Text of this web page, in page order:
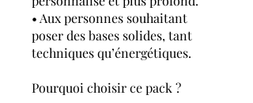
• Aux personnes souhaitant
poser des bases solides, tant
techniques qu’énergétiques.
Pourquoi choisir ce pack ?